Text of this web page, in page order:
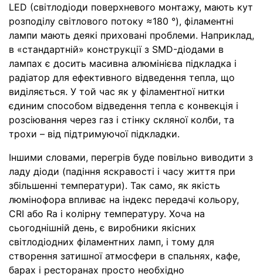
LED (світлодіоди поверхневого монтажу, мають кут
розподілу світлового потоку ≈180 °), філаментні
лампи мають деякі приховані проблеми. Наприклад,
в «стандартній» конструкції з SMD-діодами в
лампах є досить масивна алюмінієва підкладка і
радіатор для ефективного відведення тепла, що
виділяється. У той час як у філаментної нитки
єдиним способом відведення тепла є конвекція і
розсіювання через газ і стінку скляної колби, та
трохи – від підтримуючої підкладки.
Іншими словами, перегрів буде повільно виводити з
ладу діоди (падіння яскравості і часу життя при
збільшенні температури). Так само, як якість
люмінофора впливає на індекс передачі кольору,
CRI або Ra і колірну температуру. Хоча на
сьогоднішній день, є виробники якісних
світлодіодних філаментних ламп, і тому для
створення затишної атмосфери в спальнях, кафе,
барах і ресторанах просто необхідно